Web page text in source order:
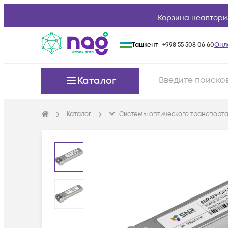
Корзина
Ташкент +998 55 508 06 60
Каталог
Каталог Системы оптического